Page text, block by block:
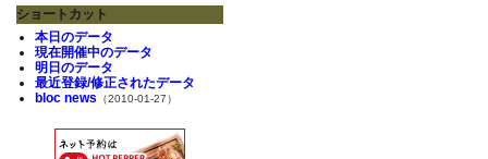
ショートカット
本日のデータ
現在開催中のデータ
明日のデータ
最近登録/修正されたデータ
bloc news （2010-01-27）